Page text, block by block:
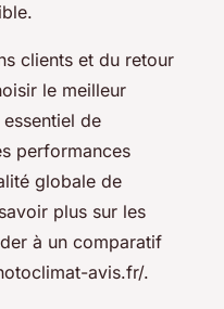
clients et du retour
le meilleur
de
performances
globale de
plus sur les
à un comparatif
avis.fr/.